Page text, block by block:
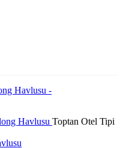
Havlusu Toptan Otel Tipi